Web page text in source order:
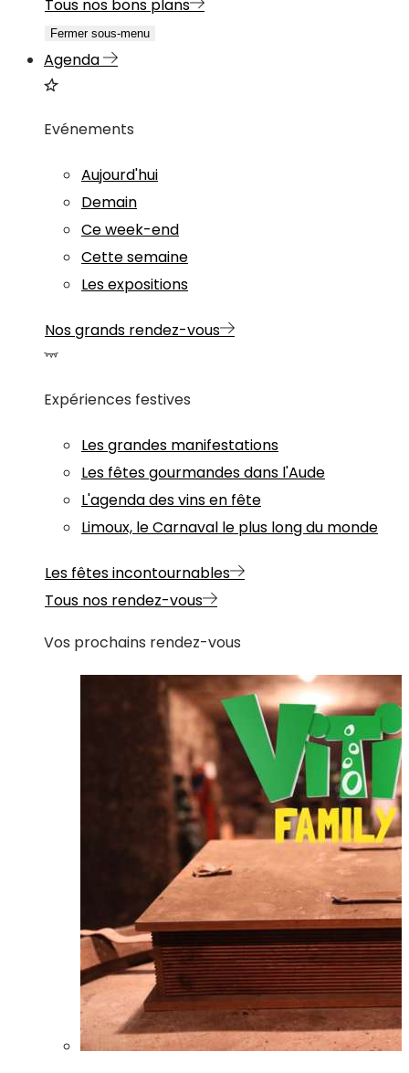
Tous nos bons plans
Fermer sous-menu
Agenda
Evénements
Aujourd'hui
Demain
Ce week-end
Cette semaine
Les expositions
Nos grands rendez-vous
Expériences festives
Les grandes manifestations
Les fêtes gourmandes dans l'Aude
L'agenda des vins en fête
Limoux, le Carnaval le plus long du monde
Les fêtes incontournables
Tous nos rendez-vous
Vos prochains rendez-vous